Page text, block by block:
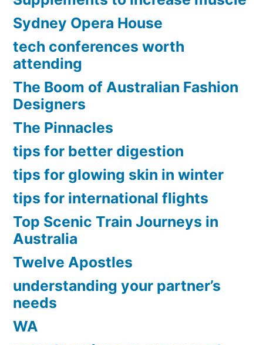
Sydney Opera House
tech conferences worth
attending
The Boom of Australian Fashion
Designers
The Pinnacles
tips for better digestion
tips for glowing skin in winter
tips for international flights
Top Scenic Train Journeys in
Australia
Twelve Apostles
understanding your partner’s
needs
WA